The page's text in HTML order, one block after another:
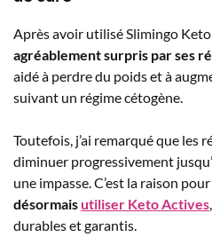
Après avoir utilisé Slimingo Keto
agréablement surpris par ses
aidé à perdre du poids et à
suivant un régime cétogène.
Toutefois, j’ai remarqué que les
diminuer progressivement
une impasse. C’est la raison
désormais utiliser Keto Actives
durables et garantis.